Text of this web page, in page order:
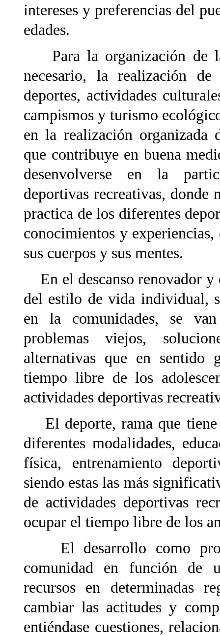
intereses y preferencias del
edades.
Para la organización de la
necesario, la realización de
deportes, actividades
campismos y turismo
en la realización organizada
que contribuye en buena
desenvolverse en la
deportivas recreativas, donde
practica de los diferentes
conocimientos y
sus cuerpos y sus mentes.
En el descanso renovador y
del estilo de vida individual,
en la comunidades, se
problemas viejos,
alternativas que en sentido
tiempo libre de los
actividades deportivas
El deporte, rama que tiene
diferentes modalidades,
física, entrenamiento
siendo estas las más
de actividades deportivas
ocupar el tiempo libre de los
El desarrollo como
comunidad en función de
recursos en determinadas
cambiar las actitudes y
entiéndase cuestiones,